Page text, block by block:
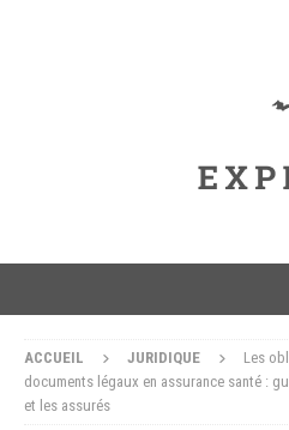
ACCUEIL JURIDIQUE
Les
documents légaux en assurance santé :
et les assurés